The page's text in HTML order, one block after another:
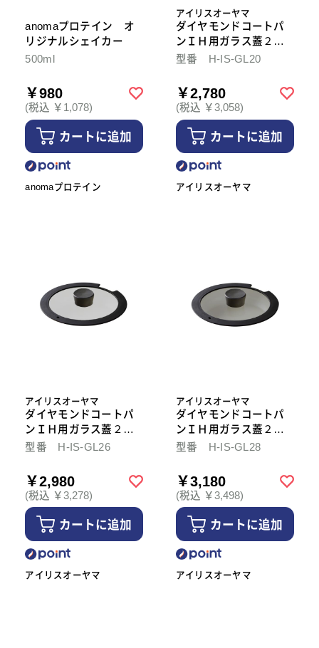
anomaプロテイン オ
リジナルシェイカー
500ml
￥980
(税込 ￥1,078)
カートに追加
anomaプロテイン
アイリスオーヤマ
ダイヤモンドコートパ
ンＩＨ用ガラス蓋２０
ｃｍ
型番 H-IS-GL20
￥2,780
(税込 ￥3,058)
カートに追加
アイリスオーヤマ
アイリスオーヤマ
ダイヤモンドコートパ
ンＩＨ用ガラス蓋２６
ｃｍ
型番 H-IS-GL26
￥2,980
(税込 ￥3,278)
カートに追加
アイリスオーヤマ
アイリスオーヤマ
ダイヤモンドコートパ
ンＩＨ用ガラス蓋２８
ｃｍ
型番 H-IS-GL28
￥3,180
(税込 ￥3,498)
カートに追加
アイリスオーヤマ